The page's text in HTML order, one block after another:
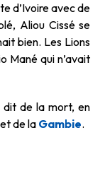
d’Ivoire avec de
Aliou Cissé se
bien. Les Lions
Mané qui n’avait
dit de la mort, en
et de la Gambie.